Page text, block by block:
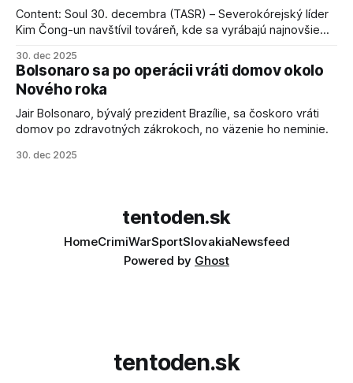
Content: Soul 30. decembra (TASR) – Severokórejský líder
Kim Čong-un navštívil továreň, kde sa vyrábajú najnovšie
schopnosti. Informovali o tom štátne médiá KĽDR, na ktoré
sa odvoláva agentúra AFP.
30. dec 2025
Bolsonaro sa po operácii vráti domov okolo
Nového roka
Jair Bolsonaro, bývalý prezident Brazílie, sa čoskoro vráti
domov po zdravotných zákrokoch, no väzenie ho neminie.
30. dec 2025
tentoden.sk
HomeCrimiWarSportSlovakiaNewsfeed
Powered by Ghost
tentoden.sk